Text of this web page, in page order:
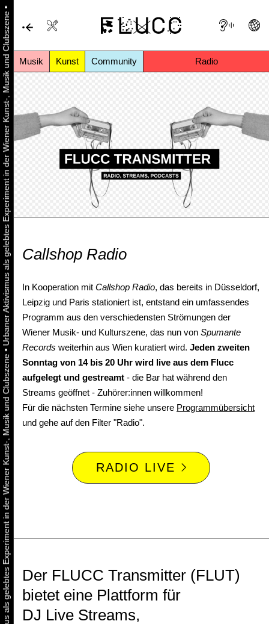
Musik Kunst Community Radio
Urbaner Aktivismus als gelebtes Experiment in der Wiener Kunst-, Musik und Clubszene
•
Urbaner Aktivismus als gelebtes Experiment in der Wiener Kunst-, Musik und Clubszene
•
Callshop Radio
In Kooperation mit Callshop Radio, das bereits in Düsseldorf,
Leipzig und Paris stationiert ist, entstand ein umfassendes
Programm aus den verschiedensten Strömungen der
Wiener Musik- und Kulturszene, das nun von Spumante
Records weiterhin aus Wien kuratiert wird. Jeden zweiten
Sonntag von 14 bis 20 Uhr wird live aus dem Flucc
aufgelegt und gestreamt - die Bar hat während den
Streams geöffnet - Zuhörer:innen willkommen!
Für die nächsten Termine siehe unsere Programmübersicht
und gehe auf den Filter "Radio".
RADIO LIVE
Der FLUCC Transmitter (FLUT)
bietet eine Plattform für
DJ Live Streams,